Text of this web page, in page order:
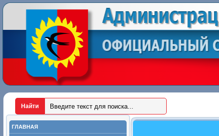
ГЛАВНАЯ